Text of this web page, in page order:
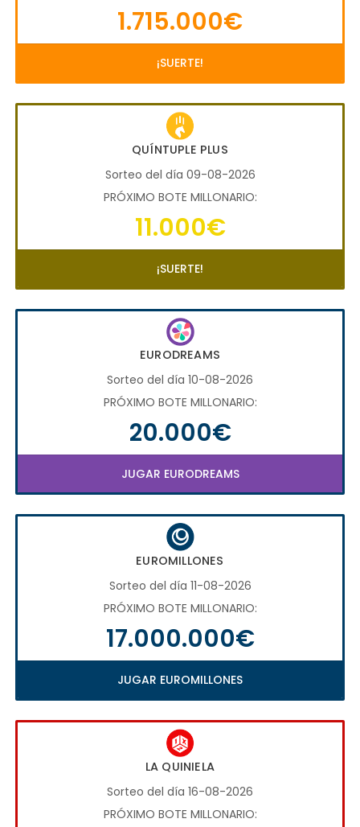
1.715.000€
¡SUERTE!
QUÍNTUPLE PLUS
Sorteo del día 09-08-2026
PRÓXIMO BOTE MILLONARIO:
11.000€
¡SUERTE!
EURODREAMS
Sorteo del día 10-08-2026
PRÓXIMO BOTE MILLONARIO:
20.000€
JUGAR EURODREAMS
EUROMILLONES
Sorteo del día 11-08-2026
PRÓXIMO BOTE MILLONARIO:
17.000.000€
JUGAR EUROMILLONES
LA QUINIELA
Sorteo del día 16-08-2026
PRÓXIMO BOTE MILLONARIO: